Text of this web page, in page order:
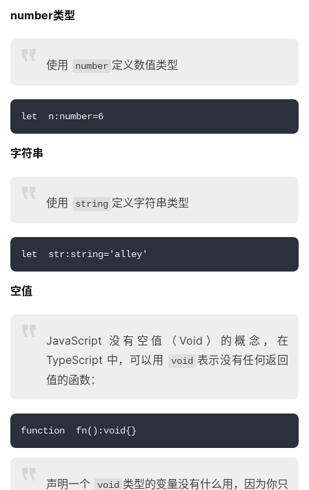
number类型
使用 number 定义数值类型
let  n:number=6
字符串
使用 string 定义字符串类型
let  str:string='alley'
空值
JavaScript 没有空值（Void）的概念，在
TypeScript 中，可以用
void 表示没有任何返回
值的函数：
function  fn():void{}
声明一个 void 类型的变量没有什么用，因为你只